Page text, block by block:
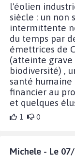
l'éolien
siècle : un non
intermittente
du temps par
émettrices de
(atteinte
biodiversité) ,
santé
financier au
et quelques
1 0
Michele - Le